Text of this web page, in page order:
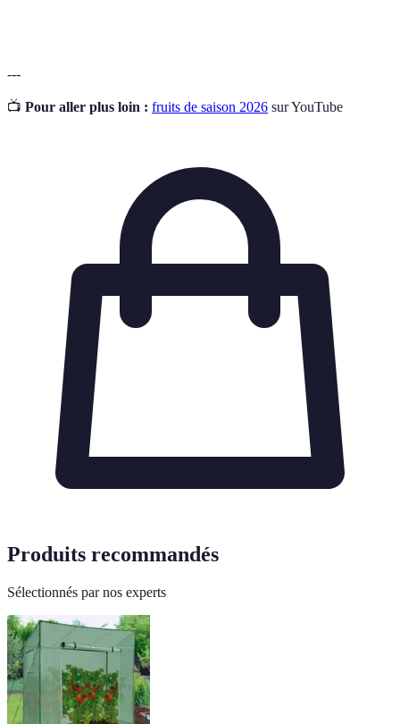
---
📺 Pour aller plus loin : fruits de saison 2026 sur YouTube
Produits recommandés
Sélectionnés par nos experts